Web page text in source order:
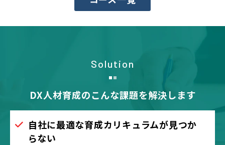
Solution
DX人材育成のこんな課題を解決します
自社に最適な育成カリキュラムが見つか
らない